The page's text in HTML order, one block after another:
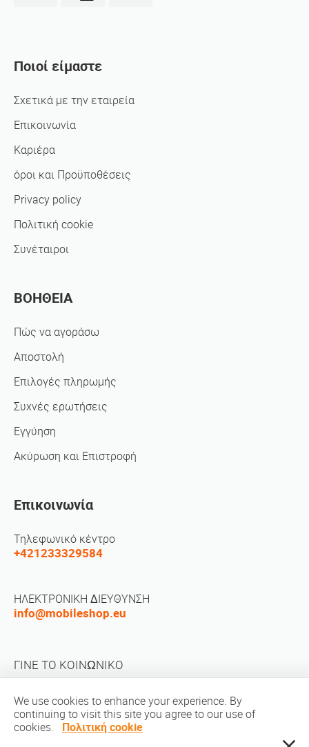
Ποιοί είμαστε
Σχετικά με την εταιρεία
Επικοινωνία
Καριέρα
όροι και Προϋποθέσεις
Privacy policy
Πολιτική cookie
Συνέταιροι
ΒΟΗΘΕΙΑ
Πώς να αγοράσω
Αποστολή
Επιλογές πληρωμής
Συχνές ερωτήσεις
Εγγύηση
Ακύρωση και Επιστροφή
Επικοινωνία
Τηλεφωνικό κέντρο
+421233329584
ΗΛΕΚΤΡΟΝΙΚΗ ΔΙΕΥΘΥΝΣΗ
info@mobileshop.eu
ΓΙΝΕ ΤΟ ΚΟΙΝΩΝΙΚΟ
We use cookies to enhance your experience. By
continuing to visit this site you agree to our use of
cookies. Πολιτική cookie